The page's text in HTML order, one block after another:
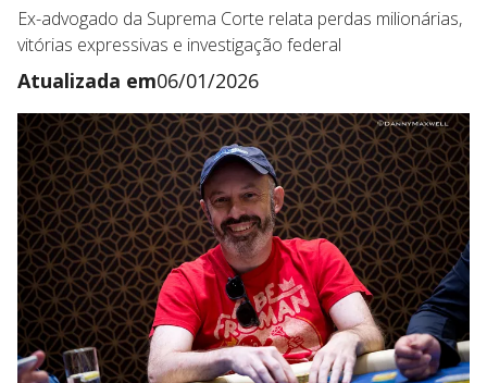
Ex-advogado da Suprema Corte relata perdas milionárias,
vitórias expressivas e investigação federal
Atualizada em06/01/2026